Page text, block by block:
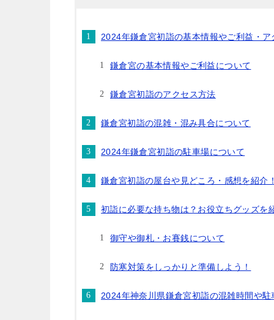
2024年鎌倉宮初詣の基本情報やご利益・ア
鎌倉宮の基本情報やご利益について
鎌倉宮初詣のアクセス方法
鎌倉宮初詣の混雑・混み具合について
2024年鎌倉宮初詣の駐車場について
鎌倉宮初詣の屋台や見どころ・感想を紹介！
初詣に必要な持ち物は？お役立ちグッズを
御守や御札・お賽銭について
防寒対策をしっかりと準備しよう！
2024年神奈川県鎌倉宮初詣の混雑時間や駐